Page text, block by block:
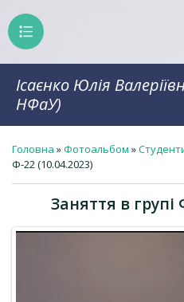
Ісаєнко Юлія
НФаУ)
Головна »Фотоальбом »
Ф-22 (10.04.2023)
Заняття в групі